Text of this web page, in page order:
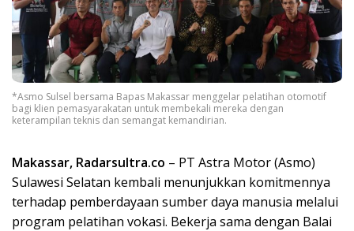
*Asmo Sulsel bersama Bapas Makassar menggelar pelatihan otomotif
bagi klien pemasyarakatan untuk membekali mereka dengan
keterampilan teknis dan semangat kemandirian.
Makassar, Radarsultra.co – PT Astra Motor (Asmo)
Sulawesi Selatan kembali menunjukkan komitmennya
terhadap pemberdayaan sumber daya manusia melalui
program pelatihan vokasi. Bekerja sama dengan Balai